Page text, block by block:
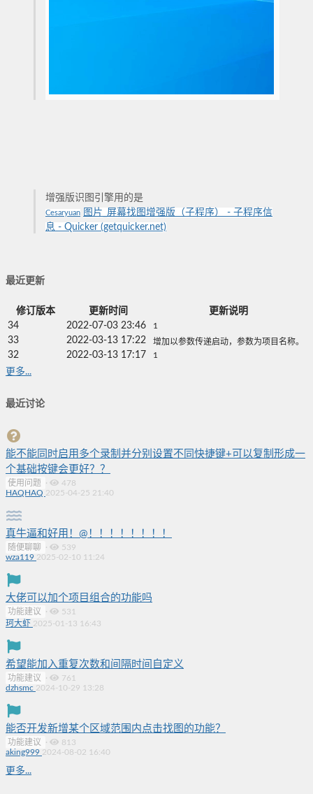
增强版识图引擎用的是
Cesaryuan 图片_屏幕找图增强版（子程序） - 子程序信
息 - Quicker (getquicker.net)
最近更新
修订版本 更新时间
更新说明
34
2022-07-03 23:46 1
33 2022-03-13 17:22 增加以参数传递启动，参数为项目名称。
32 2022-03-13 17:17 1
更多...
最近讨论
能不能同时启用多个录制并分别设置不同快捷键+可以复制形成一
个基础按键会更好？？
使用问题 ·
478
HAQHAQ 2025-04-25 21:40
真牛逼和好用！@！！！！！！！！
随便聊聊 ·
539
wza119 2025-02-10 11:24
大佬可以加个项目组合的功能吗
功能建议 ·
531
珂大虾 2025-01-13 16:43
希望能加入重复次数和间隔时间自定义
功能建议 ·
761
dzhsmc 2024-10-29 13:28
能否开发新增某个区域范围内点击找图的功能？
功能建议 ·
813
aking999 2024-08-02 16:40
更多...